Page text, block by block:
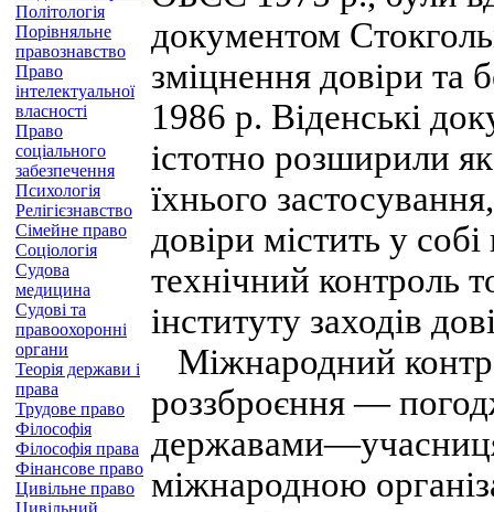
Політологія
Порівняльне
правознавство
Право
інтелектуальної
власності
Право
соціального
забезпечення
Психологія
Релігієзнавство
Сімейне право
Соціологія
Судова
медицина
Судові та
правоохоронні
органи
Теорія держави і
права
Трудове право
Філософія
Філософія права
Фінансове право
Цивільне право
Цивільний
документом
зміцнення довіри та
1986 р. Віденські
істотно розширили
їхнього
довіри містить у
технічний контроль
інституту заходів
Міжнародний
роззброєння —
міжнародною